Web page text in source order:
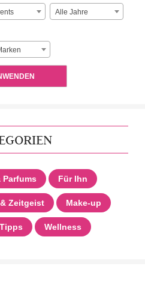
Alle Jahre
Parfums Für Ihn
Zeitgeist Make-up
Tipps Wellness